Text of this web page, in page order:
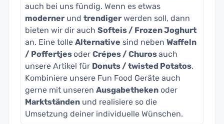
auch bei uns fündig. Wenn es etwas
moderner und trendiger werden soll, dann
bieten wir dir auch Softeis / Frozen Joghurt
an. Eine tolle Alternative sind neben Waffeln
/ Poffertjesoder Crépes / Churosauch
unsere Artikel für Donuts / twisted Potatos.
Kombiniere unsere Fun Food Geräte auch
gerne mit unseren Ausgabetheken oder
Marktständen und realisiere so die
Umsetzung deiner individuelle Wünschen.